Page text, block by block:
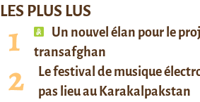
LES PLUS LUS
Un nouvel élan pour le
transafghan
Le festival de musique
pas lieu au Karakalpakstan